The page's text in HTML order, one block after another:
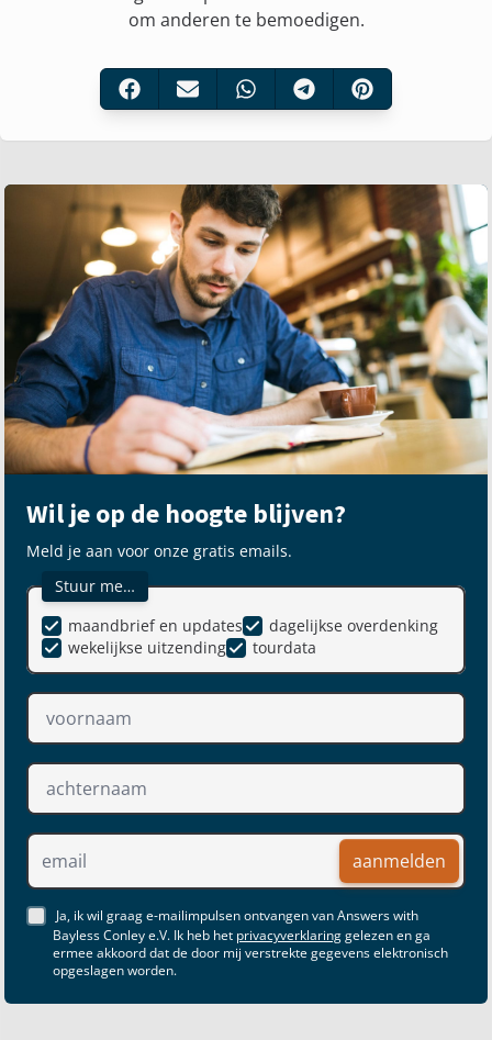
om anderen te bemoedigen.
Wil je op de hoogte blijven?
Meld je aan voor onze gratis emails.
Stuur me…
maandbrief en updates
dagelijkse overdenking
wekelijkse uitzending
tourdata
aanmelden
Ja, ik wil graag e-mailimpulsen ontvangen van Answers with
Bayless Conley e.V. Ik heb het privacyverklaringgelezen en ga
ermee akkoord dat de door mij verstrekte gegevens elektronisch
opgeslagen worden.